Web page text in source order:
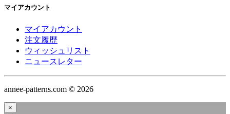
マイアカウント
マイアカウント
注文履歴
ウィッシュリスト
ニュースレター
annee-patterns.com © 2026
×